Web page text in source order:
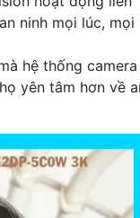
ninh mọi lúc, mọi
hệ thống camera
yên tâm hơn về